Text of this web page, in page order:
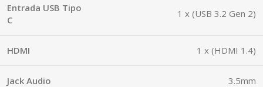
Entrada USB Tipo
C
1 x (USB 3.2 Gen 2)
HDMI 1 x (HDMI 1.4)
Jack Audio 3.5mm